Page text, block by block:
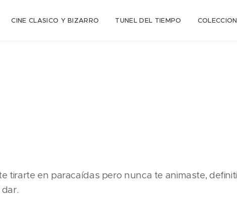
CINE CLASICO Y BIZARRO TUNEL DEL TIEMPO
tirarte en paracaídas pero nunca te animaste,